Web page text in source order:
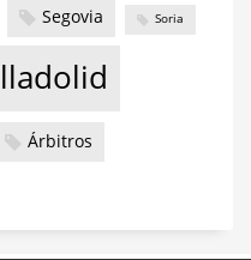
Segovia Soria
Árbitros